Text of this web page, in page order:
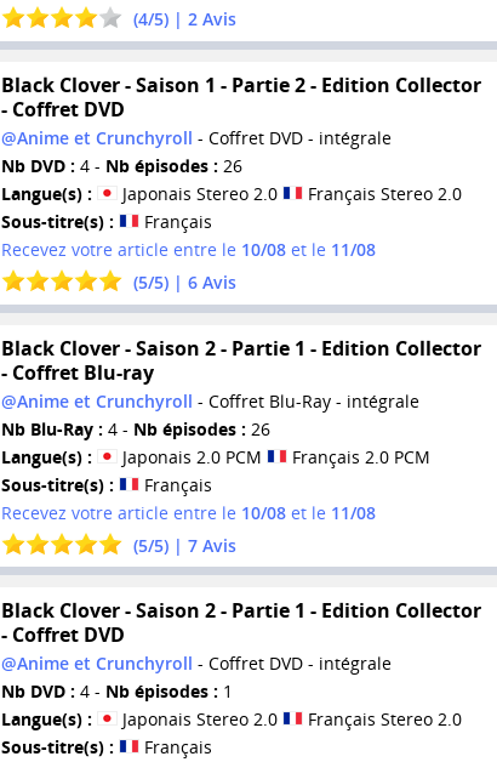
(4/5) | 2Avis
Black Clover - Saison 1 - Partie 2 - Edition Collector
- Coffret DVD
@Anime et Crunchyroll - Coffret DVD - intégrale
Nb DVD : 4 - Nb épisodes : 26
Langue(s) :
Japonais Stereo 2.0
Français Stereo 2.0
Sous-titre(s) :
Français
Recevez votre article entre le 10/08et le 11/08
(5/5) | 6Avis
Black Clover - Saison 2 - Partie 1 - Edition Collector
- Coffret Blu-ray
@Anime et Crunchyroll - Coffret Blu-Ray - intégrale
Nb Blu-Ray : 4 - Nb épisodes : 26
Langue(s) :
Japonais 2.0 PCM
Français 2.0 PCM
Sous-titre(s) :
Français
Recevez votre article entre le 10/08et le 11/08
(5/5) | 7Avis
Black Clover - Saison 2 - Partie 1 - Edition Collector
- Coffret DVD
@Anime et Crunchyroll - Coffret DVD - intégrale
Nb DVD : 4 - Nb épisodes : 1
Langue(s) :
Japonais Stereo 2.0
Français Stereo 2.0
Sous-titre(s) :
Français